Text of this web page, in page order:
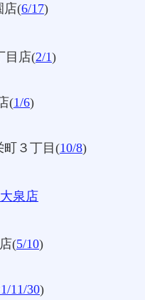
店(6/17)
目店(2/1)
(1/6)
町３丁目(10/8)
泉店
(5/10)
11/30)